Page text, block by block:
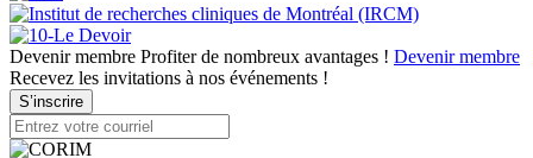
Devenir membre Profiter de nombreux avantages ! Devenir membre
Recevez les invitations à nos événements !
S’inscrire